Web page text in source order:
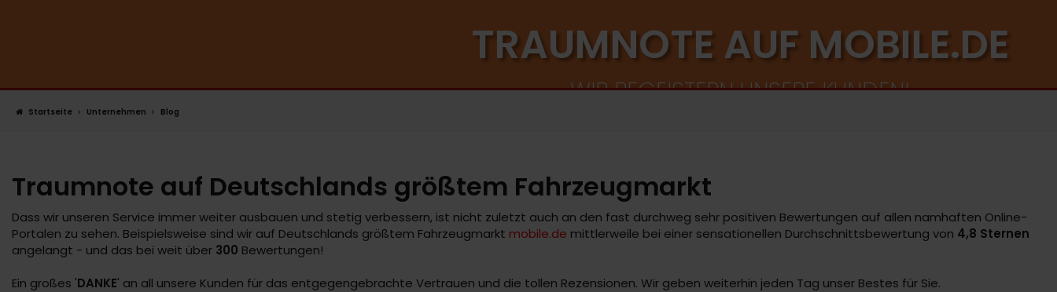
TRAUMNOTE AUF MOBILE.DE
WIR BEGEISTERN UNSERE KUNDEN!
Startseite Unternehmen Blog
Traumnote auf Deutschlands größtem Fahrzeugmarkt
Dass wir unseren Service immer weiter ausbauen und stetig verbessern, ist nicht zuletzt auch an den fast durchweg sehr positiven Bewertungen auf allen namhaften Online-
Portalen zu sehen. Beispielsweise sind wir auf Deutschlands größtem Fahrzeugmarkt mobile.de mittlerweile bei einer sensationellen Durchschnittsbewertung von 4,8 Sternen
angelangt - und das bei weit über 300 Bewertungen!
Ein großes 'DANKE' an all unsere Kunden für das entgegengebrachte Vertrauen und die tollen Rezensionen. Wir geben weiterhin jeden Tag unser Bestes für Sie.